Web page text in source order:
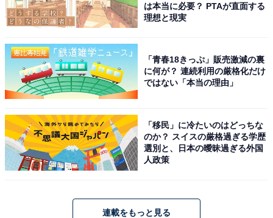
2D(180mm) HD IPS 無料地図更新 フルセグ DVD CD
Bluetooth HDMI カロッツェリア
Amazonで見る
Pioneer「AVIC-RF722」
は本当に必要？ PTAが直面する
理想と現実
「青春18きっぷ」販売激減の裏
に何が？ 連続利用の厳格化だけ
ではない「本当の理由」
「移民」に冷たいのはどっちな
のか？ スイスの厳格過ぎる学歴
選別と、日本の曖昧過ぎる外国
人政策
連載をもっと見る